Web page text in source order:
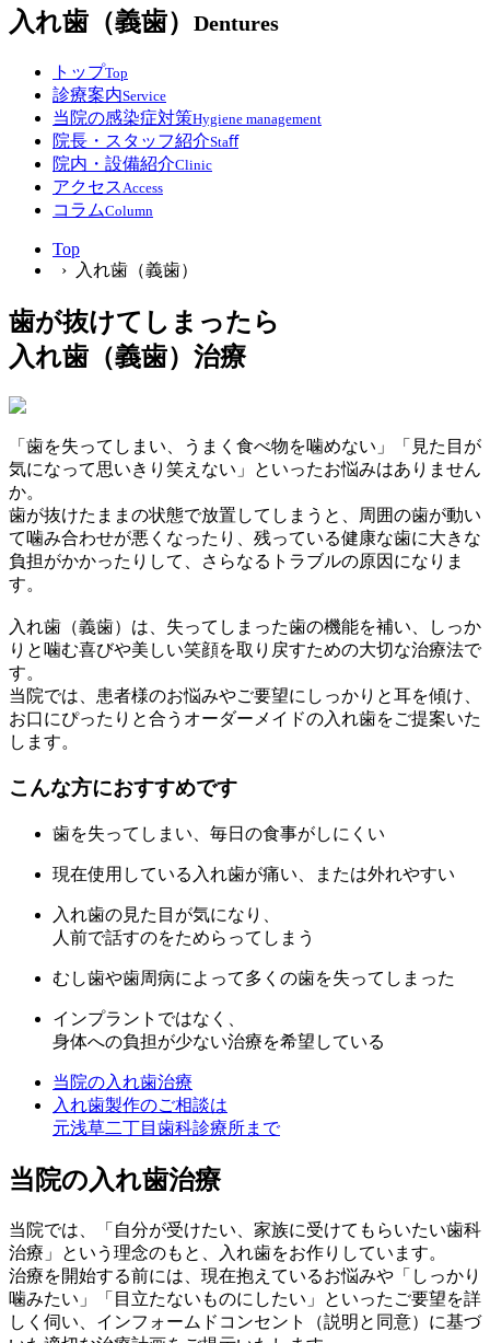
入れ歯（義歯） Dentures
トップTop
診療案内Service
当院の感染症対策Hygiene management
院長・スタッフ紹介Staﬀ
院内・設備紹介Clinic
アクセス Access
コラムColumn
Top
› 入れ歯（義歯）
歯が抜けてしまったら
入れ歯（義歯）治療
「歯を失ってしまい、うまく食べ物を噛めない」「見た目が
気になって思いきり笑えない」といったお悩みはありません
か。
歯が抜けたままの状態で放置してしまうと、周囲の歯が動い
て噛み合わせが悪くなったり、残っている健康な歯に大きな
負担がかかったりして、さらなるトラブルの原因になりま
す。
入れ歯（義歯）は、失ってしまった歯の機能を補い、しっか
りと噛む喜びや美しい笑顔を取り戻すための大切な治療法で
す。
当院では、患者様のお悩みやご要望にしっかりと耳を傾け、
お口にぴったりと合うオーダーメイドの入れ歯をご提案いた
します。
こんな方におすすめです
歯を失ってしまい、毎日の食事がしにくい
現在使用している入れ歯が痛い、または外れやすい
入れ歯の見た目が気になり、
人前で話すのをためらってしまう
むし歯や歯周病によって多くの歯を失ってしまった
インプラントではなく、
身体への負担が少ない治療を希望している
当院の入れ歯治療
入れ歯製作のご相談は
元浅草二丁目歯科診療所まで
当院の入れ歯治療
当院では、「自分が受けたい、家族に受けてもらいたい歯科
治療」という理念のもと、入れ歯をお作りしています。
治療を開始する前には、現在抱えているお悩みや「しっかり
噛みたい」「目立たないものにしたい」といったご要望を詳
しく伺い、インフォームドコンセント（説明と同意）に基づ